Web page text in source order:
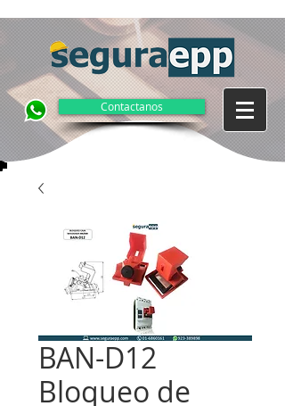
Contactanos
BAN-D12
Bloqueo de